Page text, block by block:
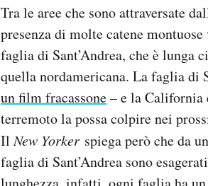
Tra le aree che sono attraversate
presenza di molte catene
faglia di Sant’Andrea, che è lunga
quella nordamericana. La faglia di
un film fracassone– e la California
terremoto la possa colpire nei
IlNew Yorker spiega però che da
faglia di Sant’Andrea sono